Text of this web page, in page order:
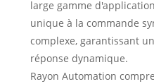
large gamme
unique à la commande
complexe, garantissant
réponse dynamique.
Rayon Automation